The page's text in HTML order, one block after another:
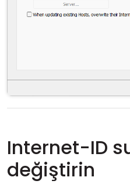
Internet-ID
değiştirin